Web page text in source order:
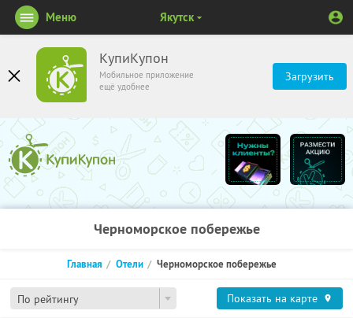
КупиКупон
Мобильное приложение
ещё удобнее
Загрузить
Меню Якутск
Черноморское побережье
По рейтингу
Главная Отели Черноморское побережье
Показать на карте